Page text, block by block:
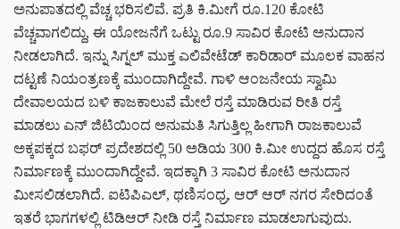
ಅನುಪಾತದಲ್ಲಿ ವೆಚ್ಚ ಭರಿಸಲಿವೆ. ಪ್ರತಿ ಕಿ.ಮೀಗೆ ರೂ.120 ಕೋಟಿ
ವೆಚ್ಚವಾಗಲಿದ್ದು, ಈ ಯೋಜನೆಗೆ ಒಟ್ಟು ರೂ.9 ಸಾವಿರ ಕೋಟಿ ಅನುದಾನ
ನೀಡಲಾಗಿದೆ. ಇನ್ನು ಸಿಗ್ನಲ್ ಮುಕ್ತ ಎಲಿವೇಟೆಡ್ ಕಾರಿಡಾರ್ ಮೂಲಕ ವಾಹನ
ದಟ್ಟಣೆ ನಿಯಂತ್ರಣಕ್ಕೆ ಮುಂದಾಗಿದ್ದೇವೆ. ಗಾಳಿ ಆಂಜನೇಯ ಸ್ವಾಮಿ
ದೇವಾಲಯದ ಬಳಿ ಕಾಜಕಾಲುವೆ ಮೇಲೆ ರಸ್ತೆ ಮಾಡಿರುವ ರೀತಿ ರಸ್ತೆ
ಮಾಡಲು ಎನ್ ಜಿಟಿಯಿಂದ ಅನುಮತಿ ಸಿಗುತ್ತಿಲ್ಲ ಹೀಗಾಗಿ ರಾಜಕಾಲುವೆ
ಅಕ್ಕಪಕ್ಕದ ಬಫರ್ ಪ್ರದೇಶದಲ್ಲಿ 50 ಅಡಿಯ 300 ಕಿ.ಮೀ ಉದ್ದದ ಹೊಸ ರಸ್ತೆ
ನಿರ್ಮಾಣಕ್ಕೆ ಮುಂದಾಗಿದ್ದೇವೆ. ಇದಕ್ಕಾಗಿ 3 ಸಾವಿರ ಕೋಟಿ ಅನುದಾನ
ಮೀಸಲಿಡಲಾಗಿದೆ. ಐಟಿಪಿಎಲ್, ಥಣಿಸಂಧ್ರ, ಆರ್ ಆರ್ ನಗರ ಸೇರಿದಂತೆ
ಇತರೆ ಭಾಗಗಳಲ್ಲಿ ಟಿಡಿಆರ್ ನೀಡಿ ರಸ್ತೆ ನಿರ್ಮಾಣ ಮಾಡಲಾಗುವುದು.